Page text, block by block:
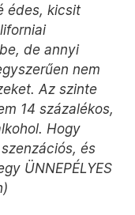
édes, kicsit
de annyi
nem
Az szinte
14 százalékos,
Hogy
és
ÜNNEPÉLYES